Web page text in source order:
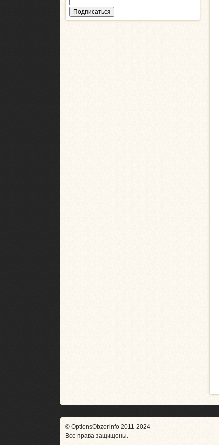
© OptionsObzor.info 2011-2024
Все права защищены.